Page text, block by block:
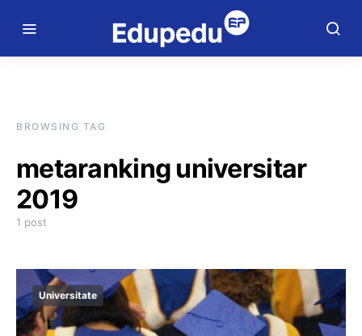
BROWSING TAG
metaranking universitar
2019
1 post
Universitate